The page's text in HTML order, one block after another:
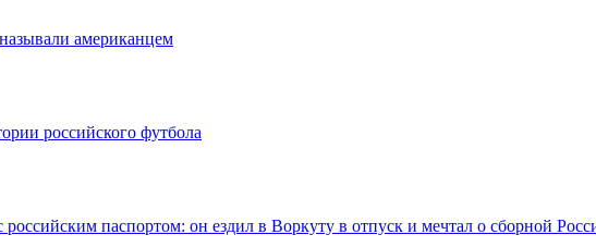
американцем
российского футбола
паспортом: он ездил в Воркуту в отпуск и мечтал о сборной